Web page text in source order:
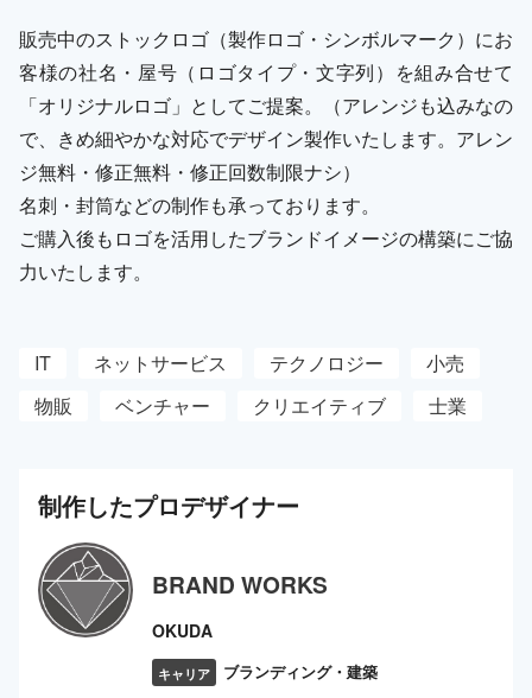
販売中のストックロゴ（製作ロゴ・シンボルマーク）にお
客様の社名・屋号（ロゴタイプ・文字列）を組み合せて
「オリジナルロゴ」としてご提案。（アレンジも込みなの
で、きめ細やかな対応でデザイン製作いたします。アレン
ジ無料・修正無料・修正回数制限ナシ）
名刺・封筒などの制作も承っております。
ご購入後もロゴを活用したブランドイメージの構築にご協
力いたします。
IT ネットサービス テクノロジー
小売
物販
ベンチャー クリエイティブ 士業
制作したプロデザイナー
BRAND WORKS
OKUDA
キャリア ブランディング・建築